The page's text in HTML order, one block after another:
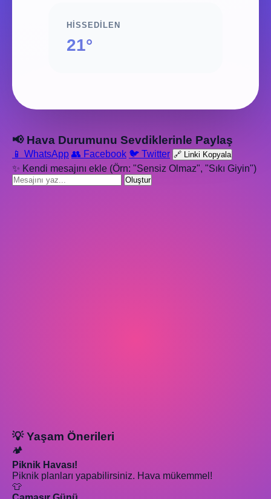
HISSEDILEN
21°
📢 Hava Durumunu Sevdiklerinle Paylaş
📱 WhatsApp 👥 Facebook 🐦 Twitter 🔗 Linki Kopyala
✨ Kendi mesajını ekle (Örn: "Sensiz Olmaz", "Sıkı Giyin")
Oluştur
💡 Yaşam Önerileri
🏕️
Piknik Havası!
Piknik planları yapabilirsiniz. Hava mükemmel!
👕